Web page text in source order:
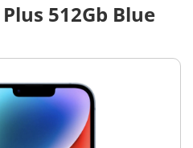
512Gb Blue